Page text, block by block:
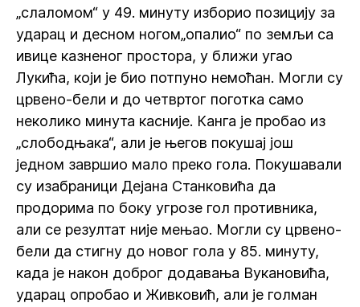
„слаломом“ у 49. минуту изборио позицију за
ударац и десном ногом„опалио“ по земљи са
ивице казненог простора, у ближи угао
Лукића, који је био потпуно немоћан. Могли су
црвено-бели и до четвртог поготка само
неколико минута касније. Канга је пробао из
„слободњака“, али је његов покушај још
једном завршио мало преко гола. Покушавали
су изабраници Дејана Станковића да
продорима по боку угрозе гол противника,
али се резултат није мењао. Могли су црвено-
бели да стигну до новог гола у 85. минуту,
када је након доброг додавања Вукановића,
ударац опробао и Живковић, али је голман